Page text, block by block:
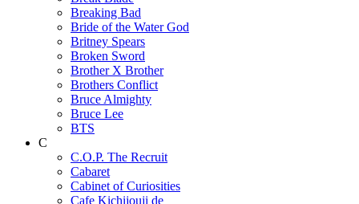
Breaking Bad
Bride of the Water God
Britney Spears
Broken Sword
Brother X Brother
Brothers Conflict
Bruce Almighty
Bruce Lee
BTS
C
C.O.P. The Recruit
Cabaret
Cabinet of Curiosities
Cafe Kichijouji de